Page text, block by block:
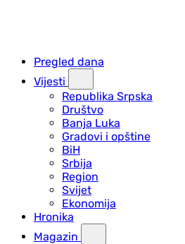
Pregled dana
Vijesti
Republika Srpska
Društvo
Banja Luka
Gradovi i opštine
BiH
Srbija
Region
Svijet
Ekonomija
Hronika
Magazin